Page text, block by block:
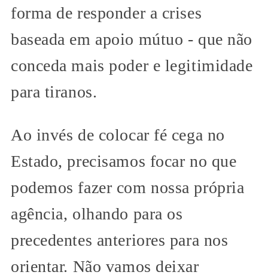
forma de responder a crises
baseada em apoio mútuo - que não
conceda mais poder e legitimidade
para tiranos.
Ao invés de colocar fé cega no
Estado, precisamos focar no que
podemos fazer com nossa própria
agência, olhando para os
precedentes anteriores para nos
orientar. Não vamos deixar